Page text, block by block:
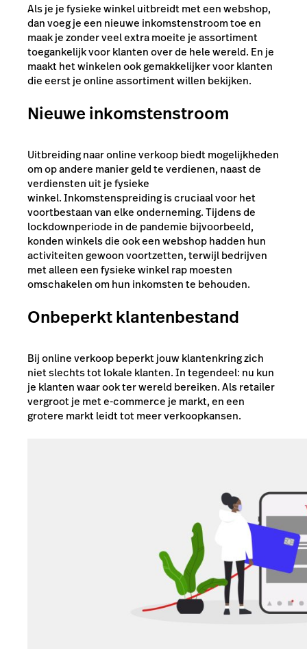
Als je je fysieke winkel uitbreidt met een webshop,
dan voeg je een nieuwe inkomstenstroom toe en
maak je zonder veel extra moeite je assortiment
toegankelijk voor klanten over de hele wereld. En je
maakt het winkelen ook gemakkelijker voor klanten
die eerst je online assortiment willen bekijken.
Nieuwe inkomstenstroom
Uitbreiding naar online verkoop biedt mogelijkheden
om op andere manier geld te verdienen, naast de
verdiensten uit je fysieke
winkel. Inkomstenspreiding is cruciaal voor het
voortbestaan van elke onderneming. Tijdens de
lockdownperiode in de pandemie bijvoorbeeld,
konden winkels die ook een webshop hadden hun
activiteiten gewoon voortzetten, terwijl bedrijven
met alleen een fysieke winkel rap moesten
omschakelen om hun inkomsten te behouden.
Onbeperkt klantenbestand
Bij online verkoop beperkt jouw klantenkring zich
niet slechts tot lokale klanten. In tegendeel: nu kun
je klanten waar ook ter wereld bereiken. Als retailer
vergroot je met e-commerce je markt, en een
grotere markt leidt tot meer verkoopkansen.